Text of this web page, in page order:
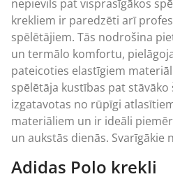
nepievils pat visprasīgākos
krekliem ir paredzēti arī
spēlētājiem. Tās nodrošina
un termālo komfortu,
pateicoties elastīgiem
spēlētāja kustības pat stāvāko
izgatavotas no rūpīgi
materiāliem un ir ideāli
un aukstās dienās. Svarīgākie
Adidas Polo krekli